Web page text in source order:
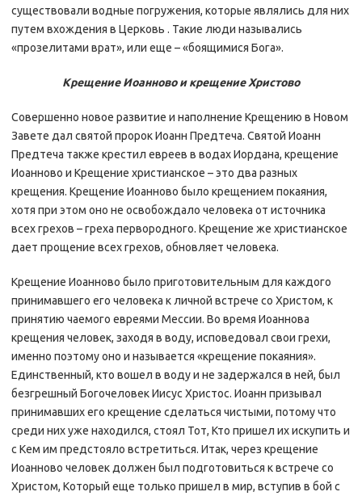
существовали водные погружения, которые являлись для них
путем вхождения в Церковь . Такие люди назывались
«прозелитами врат», или еще – «боящимися Бога».
Крещение Иоанново и крещение Христово
Совершенно новое развитие и наполнение Крещению в Новом
Завете дал святой пророк Иоанн Предтеча. Святой Иоанн
Предтеча также крестил евреев в водах Иордана, крещение
Иоанново и Крещение христианское – это два разных
крещения. Крещение Иоанново было крещением покаяния,
хотя при этом оно не освобождало человека от источника
всех грехов – греха первородного. Крещение же христианское
дает прощение всех грехов, обновляет человека.
Крещение Иоанново было приготовительным для каждого
принимавшего его человека к личной встрече со Христом, к
принятию чаемого евреями Мессии. Во время Иоаннова
крещения человек, заходя в воду, исповедовал свои грехи,
именно поэтому оно и называется «крещение покаяния».
Единственный, кто вошел в воду и не задержался в ней, был
безгрешный Богочеловек Иисус Христос. Иоанн призывал
принимавших его крещение сделаться чистыми, потому что
среди них уже находился, стоял Тот, Кто пришел их искупить и
с Кем им предстояло встретиться. Итак, через крещение
Иоанново человек должен был подготовиться к встрече со
Христом, Который еще только пришел в мир, вступив в бой с